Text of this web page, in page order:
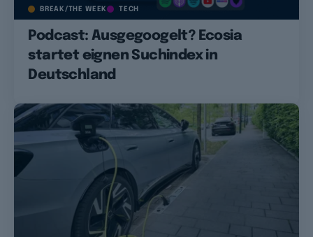
BREAK/THE WEEK TECH
Podcast: Ausgegoogelt? Ecosia
startet eignen Suchindex in
Deutschland